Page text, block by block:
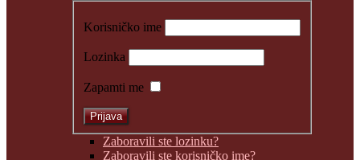
Korisničko ime
Lozinka
Zapamti me
Zaboravili ste lozinku?
Zaboravili ste korisničko ime?